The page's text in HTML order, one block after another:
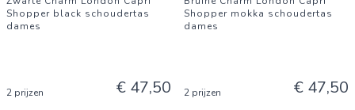
Shopper black schoudertas
dames
2 prijzen € 47,50
Shopper mokka schoudertas
dames
2 prijzen € 47,50